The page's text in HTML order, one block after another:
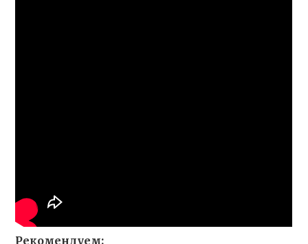
Рекомендуем: